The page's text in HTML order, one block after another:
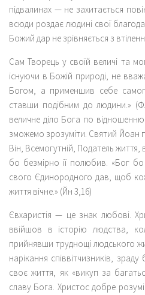
підвалинах — не захитається
всюди роздає людині свої
Божий дар не зрівняється з
Сам Творець у своїй величі та
існуючи в Божій природі, не
Богом, а применшив себе
ставши подібним до людини.»
величне діло Бога по
зможемо зрозуміти. Святий
Він, Всемогутній, Податель
бо безмірно її полюбив. «Бог
свого Єдинородного дав, щоб
життя вічне.» (Йн 3,16)
Євхаристія — це знак любові.
ввійшов в історію людства,
прийнявши труднощі людського
нарікання співвітчизників,
своє життя, як «викуп за
славу Бога. Христос добре